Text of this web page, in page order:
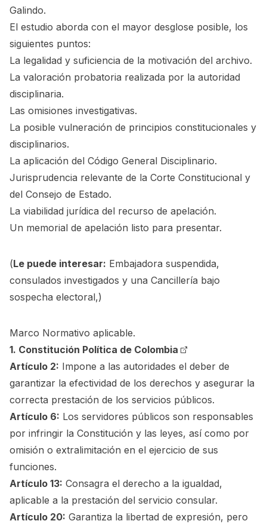
Galindo.
El estudio aborda con el mayor desglose posible, los
siguientes puntos:
La legalidad y suficiencia de la motivación del archivo.
La valoración probatoria realizada por la autoridad
disciplinaria.
Las omisiones investigativas.
La posible vulneración de principios constitucionales y
disciplinarios.
La aplicación del Código General Disciplinario.
Jurisprudencia relevante de la Corte Constitucional y
del Consejo de Estado.
La viabilidad jurídica del recurso de apelación.
Un memorial de apelación listo para presentar.
(Le puede interesar: Embajadora suspendida,
consulados investigados y una Cancillería bajo
sospecha electoral,)
Marco Normativo aplicable.
1. Constitución Política de Colombia
Artículo 2: Impone a las autoridades el deber de
garantizar la efectividad de los derechos y asegurar la
correcta prestación de los servicios públicos.
Artículo 6: Los servidores públicos son responsables
por infringir la Constitución y las leyes, así como por
omisión o extralimitación en el ejercicio de sus
funciones.
Artículo 13: Consagra el derecho a la igualdad,
aplicable a la prestación del servicio consular.
Artículo 20: Garantiza la libertad de expresión, pero